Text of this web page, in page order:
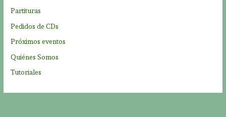
Partituras
Pedidos de CDs
Próximos eventos
Quiénes Somos
Tutoriales